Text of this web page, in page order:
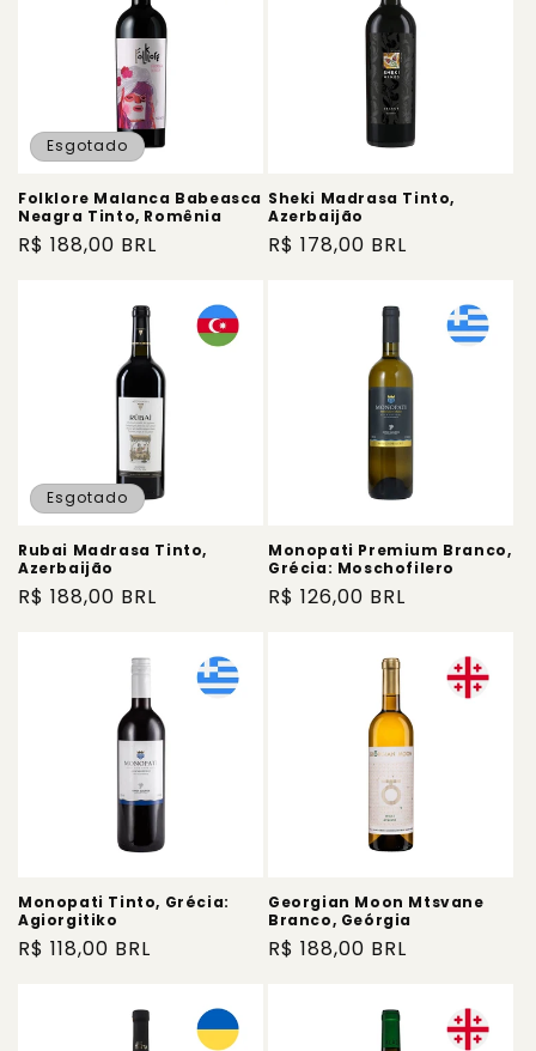
Esgotado
Folklore Malanca Babeasca
Neagra Tinto, Romênia
Preço
R$ 188,00 BRL
Sheki Madrasa Tinto,
Azerbaijão
Preço
R$ 178,00 BRL
Esgotado
Rubai Madrasa Tinto,
Azerbaijão
Preço
R$ 188,00 BRL
Monopati Premium Branco,
Grécia: Moschofilero
Preço
R$ 126,00 BRL
Monopati Tinto, Grécia:
Agiorgitiko
Preço
R$ 118,00 BRL
Georgian Moon Mtsvane
Branco, Geórgia
Preço
R$ 188,00 BRL